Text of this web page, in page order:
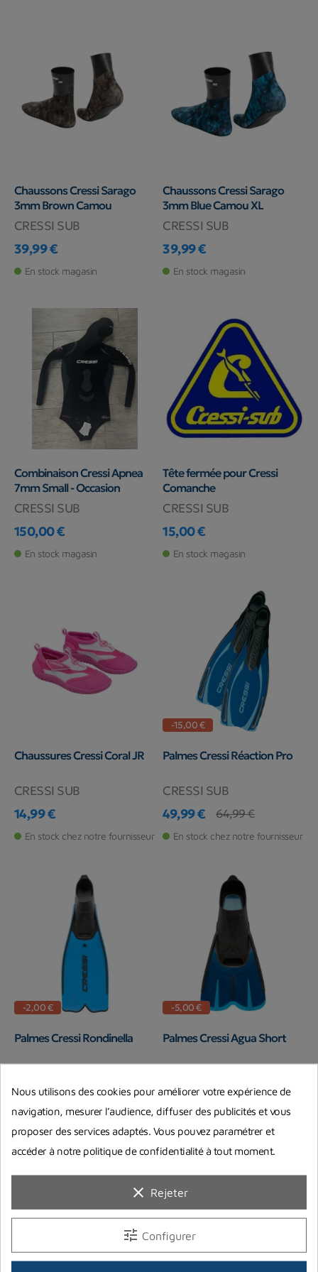
Chaussons Cressi Sarago
3mm Brown Camou
CRESSI SUB
Prix
39,99 €
En stock magasin
Chaussons Cressi Sarago
3mm Blue Camou XL
CRESSI SUB
Prix
39,99 €
En stock magasin
Combinaison Cressi Apnea
7mm Small - Occasion
CRESSI SUB
Prix
150,00 €
En stock magasin
Tête fermée pour Cressi
Comanche
CRESSI SUB
Prix
15,00 €
En stock magasin
Chaussures Cressi Coral JR
CRESSI SUB
Prix
14,99 €
En stock chez notre fournisseur
-15,00 €
Palmes Cressi Réaction Pro
CRESSI SUB
Prix
49,99 €
Prix de base
64,99 €
En stock chez notre fournisseur
-2,00 €
Palmes Cressi Rondinella
22,99 € 24,99 €
En stock chez notre fournisseur
-5,00 €
Palmes Cressi Agua Short
Prix
29,99 €
Prix de base
34,99 €
En stock chez notre fournisseur
Nous utilisons des cookies pour améliorer votre expérience de
navigation, mesurer l’audience, diffuser des publicités et vous
proposer des services adaptés. Vous pouvez paramétrer et
accéder à notre politique de confidentialité à tout moment.
clear Rejeter
tune Configurer